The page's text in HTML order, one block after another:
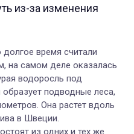
из-за изменения
время считали
на самом деле оказалась
водоросль под
подводные леса,
Она растет вдоль
в Швеции.
из одних и тех же